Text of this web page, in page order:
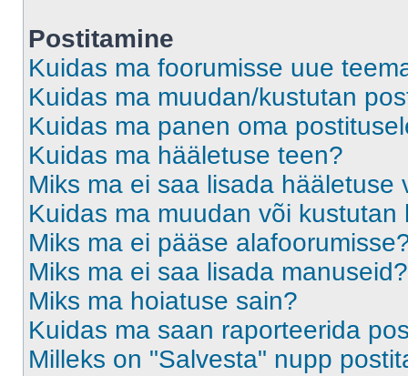
Postitamine
Kuidas ma foorumisse uue
Kuidas ma muudan/kustutan
Kuidas ma panen oma
Kuidas ma hääletuse teen?
Miks ma ei saa lisada hääletuse
Kuidas ma muudan või kustutan
Miks ma ei pääse
Miks ma ei saa lisada manuseid?
Miks ma hoiatuse sain?
Kuidas ma saan raporteerida
Milleks on "Salvesta" nupp